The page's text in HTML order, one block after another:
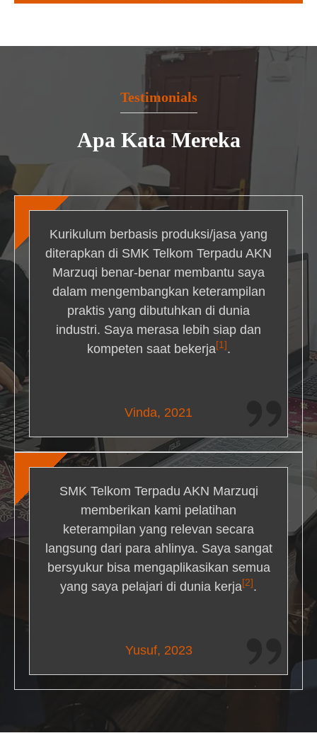
Testimonials
Apa Kata Mereka
Kurikulum berbasis produksi/jasa yang
diterapkan di SMK Telkom Terpadu AKN
Marzuqi benar-benar membantu saya
dalam mengembangkan keterampilan
praktis yang dibutuhkan di dunia
industri. Saya merasa lebih siap dan
kompeten saat bekerja[1] .
Vinda, 2021
SMK Telkom Terpadu AKN Marzuqi
memberikan kami pelatihan
keterampilan yang relevan secara
langsung dari para ahlinya. Saya sangat
bersyukur bisa mengaplikasikan semua
yang saya pelajari di dunia kerja[2] .
Yusuf, 2023